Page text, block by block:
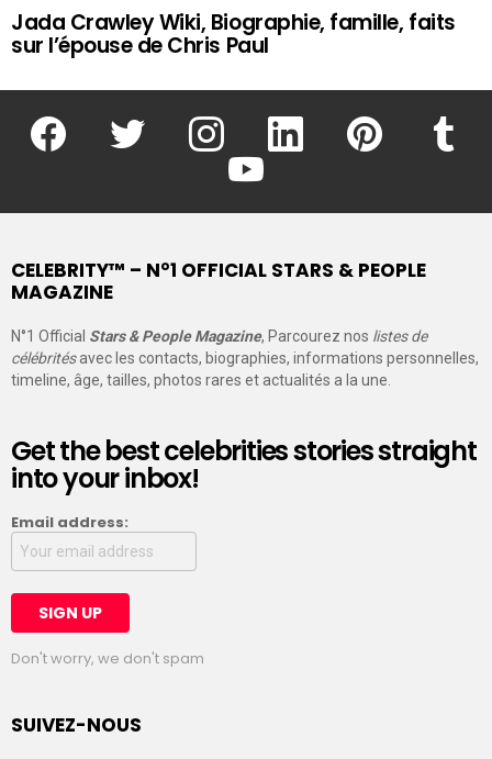
Jada Crawley Wiki, Biographie, famille, faits
sur l’épouse de Chris Paul
facebook twitter instagram linkedin pinterest
youtube
CELEBRITY™ – N°1 OFFICIAL STARS & PEOPLE
MAGAZINE
N°1 Official Stars & People Magazine, Parcourez nos listes de
célébritésavec les contacts, biographies, informations personnelles,
timeline, âge, tailles, photos rares et actualités a la une.
Get the best celebrities stories straight
into your inbox!
Email address:
Don't worry, we don't spam
SUIVEZ-NOUS